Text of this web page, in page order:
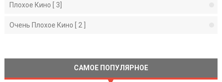
Плохое Кино [ 3]
Очень Плохое Кино [ 2 ]
САМОЕ ПОПУЛЯРНОЕ